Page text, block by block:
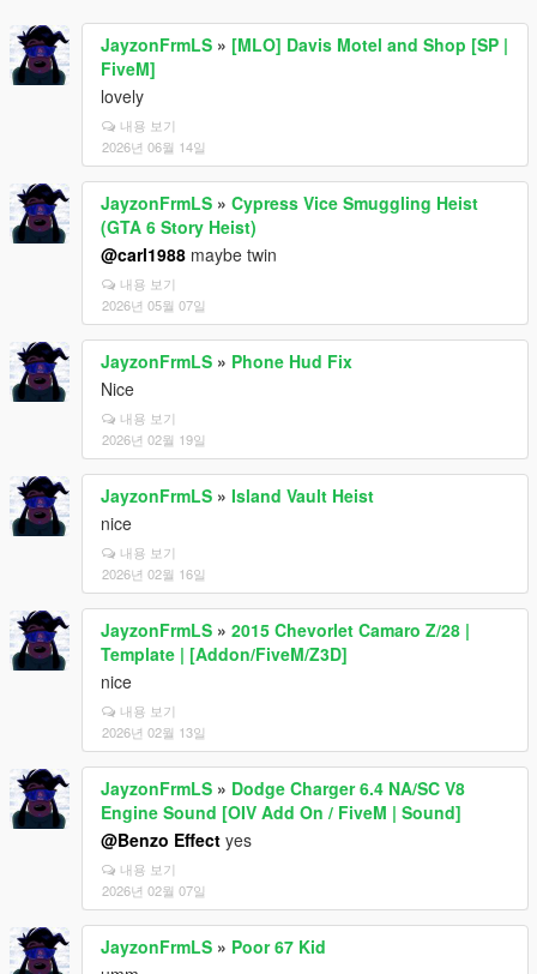
JayzonFrmLS » [MLO] Davis Motel and Shop [SP |
FiveM]
lovely
내용 보기
2026년 06월 14일
JayzonFrmLS » Cypress Vice Smuggling Heist
(GTA 6 Story Heist)
@carl1988 maybe twin
내용 보기
2026년 05월 07일
JayzonFrmLS » Phone Hud Fix
Nice
내용 보기
2026년 02월 19일
JayzonFrmLS » Island Vault Heist
nice
내용 보기
2026년 02월 16일
JayzonFrmLS » 2015 Chevorlet Camaro Z/28 |
Template | [Addon/FiveM/Z3D]
nice
내용 보기
2026년 02월 13일
JayzonFrmLS » Dodge Charger 6.4 NA/SC V8
Engine Sound [OIV Add On / FiveM | Sound]
@Benzo Effect yes
내용 보기
2026년 02월 07일
JayzonFrmLS » Poor 67 Kid